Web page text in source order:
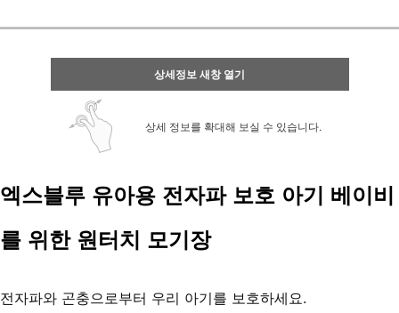
상세정보 새창 열기
상세 정보를 확대해 보실 수 있습니다.
엑스블루 유아용 전자파 보호 아기 베이비
를 위한 원터치 모기장
전자파와 곤충으로부터 우리 아기를 보호하세요.